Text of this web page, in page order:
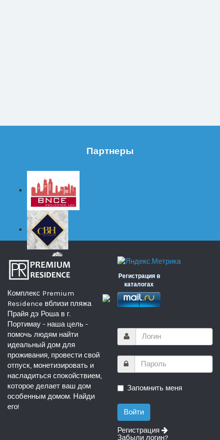
Партнеры
Комплекс Premium
Residence вблизи пляжа
Прайя дэ Роша в г.
Портимау - наша цель -
помочь людям найти
идеальный дом для
проживания, провести свой
отпуск, монетизировать и
насладиться спокойствием,
которое делает ваш дом
особенным домом. Найди
его!
Регистрация в
каталогах
Запомнить меня
Регистрация
Забыли логин?